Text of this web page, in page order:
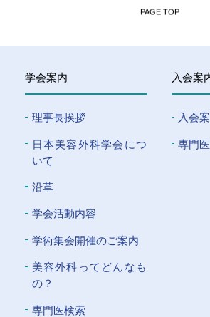
PAGE TOP
学会案内
理事長挨拶
⽇本美容外科学会につ
いて
沿革
学会活動内容
学術集会開催のご案内
美容外科ってどんなも
の？
専門医検索
入会案
入会
専門